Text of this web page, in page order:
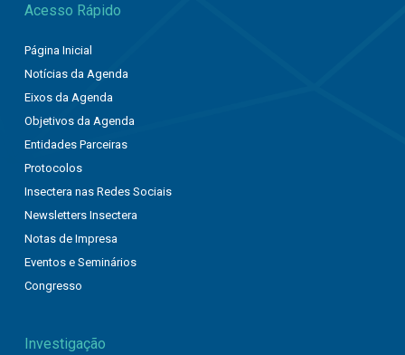
Acesso Rápido
Página Inicial
Notícias da Agenda
Eixos da Agenda
Objetivos da Agenda
Entidades Parceiras
Protocolos
Insectera nas Redes Sociais
Newsletters Insectera
Notas de Impresa
Eventos e Seminários
Congresso
Investigação